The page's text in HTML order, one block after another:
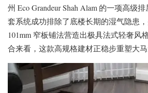
州 Eco Grandeur Shah Alam 的一项高级
套系统成功排除了底楼长期的湿气隐患
101mm 窄板铺法营造出极具法式轻奢风
合来看，这款高规格建材正稳步重塑大马